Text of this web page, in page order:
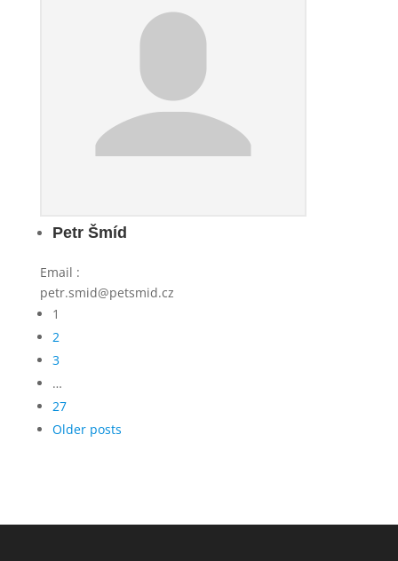
Petr Šmíd
Email :
petr.smid@petsmid.cz
Navigace
pro
příspěvky
1
2
3
…
27
Older posts